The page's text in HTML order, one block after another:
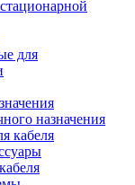
для
назначения
кабеля